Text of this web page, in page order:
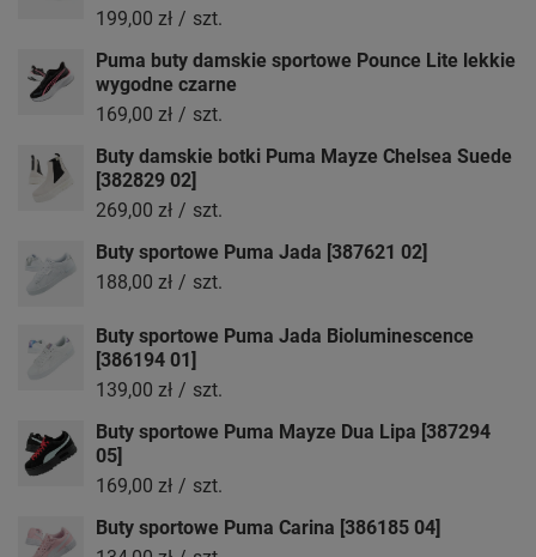
199,00 zł / szt.
Puma buty damskie sportowe Pounce Lite lekkie
wygodne czarne
169,00 zł / szt.
Buty damskie botki Puma Mayze Chelsea Suede
[382829 02]
269,00 zł / szt.
Buty sportowe Puma Jada [387621 02]
188,00 zł / szt.
Buty sportowe Puma Jada Bioluminescence
[386194 01]
139,00 zł / szt.
Buty sportowe Puma Mayze Dua Lipa [387294
05]
169,00 zł / szt.
Buty sportowe Puma Carina [386185 04]